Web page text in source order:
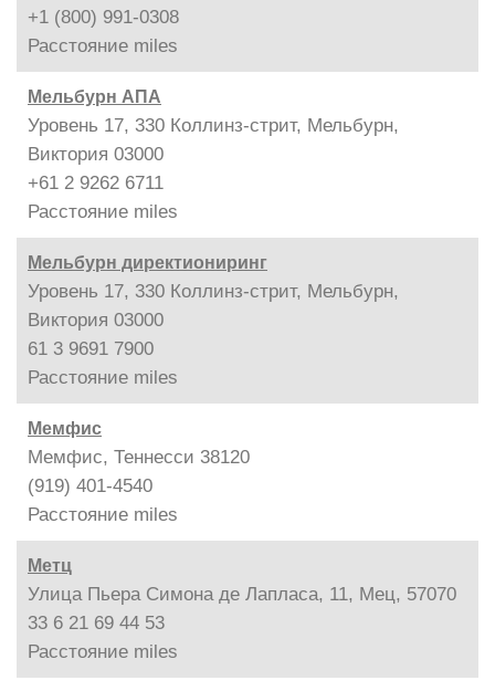
+1 (800) 991-0308
Расстояние miles
Мельбурн АПА
Уровень 17, 330 Коллинз-стрит, Мельбурн,
Виктория 03000
+61 2 9262 6711
Расстояние miles
Мельбурн директиониринг
Уровень 17, 330 Коллинз-стрит, Мельбурн,
Виктория 03000
61 3 9691 7900
Расстояние miles
Мемфис
Мемфис, Теннесси 38120
(919) 401-4540
Расстояние miles
Метц
Улица Пьера Симона де Лапласа, 11, Мец, 57070
33 6 21 69 44 53
Расстояние miles